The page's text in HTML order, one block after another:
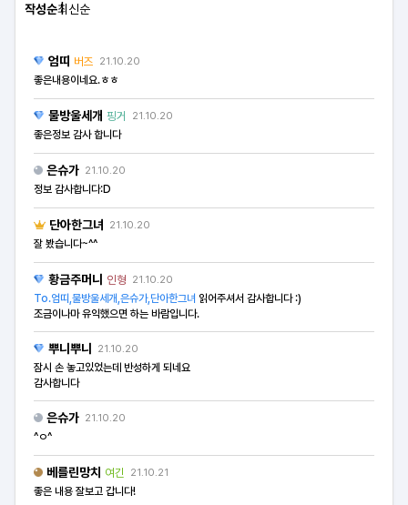
작성순최신순
엄띠 버즈 21.10.20
좋은내용이네요.ㅎㅎ
물방울세개 핑거
21.10.20
좋은정보 감사 합니다
은슈가 21.10.20
정보 감사합니다:D
단아한그녀
21.10.20
잘 봤습니다~^^
황금주머니 인형 21.10.20
To.엄띠,물방울세개,은슈가,단아한그녀 읽어주셔서 감사합니다 :)
조금이나마 유익했으면 하는 바람입니다.
뿌니뿌니
21.10.20
잠시 손 놓고있었는데 반성하게 되네요
감사합니다
은슈가 21.10.20
^ㅇ^
베를린망치 여긴
21.10.21
좋은 내용 잘보고 갑니다!